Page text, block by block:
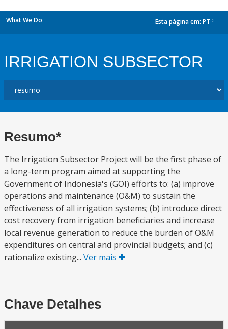
What We Do Esta página em: PT
IRRIGATION SUBSECTOR
Resumo*
The Irrigation Subsector Project will be the first phase of
a long-term program aimed at supporting the
Government of Indonesia's (GOI) efforts to: (a) improve
operations and maintenance (O&M) to sustain the
effectiveness of all irrigation systems; (b) introduce direct
cost recovery from irrigation beneficiaries and increase
local revenue generation to reduce the burden of O&M
expenditures on central and provincial budgets; and (c)
rationalize existing... Ver mais
Chave Detalhes